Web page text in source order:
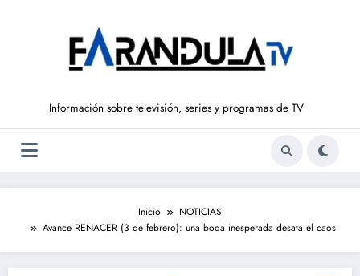
Información sobre televisión, series y programas de TV
Inicio
NOTICIAS
Avance RENACER (3 de febrero): una boda inesperada desata el caos